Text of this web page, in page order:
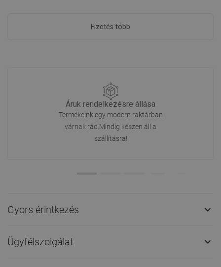
Fizetés több
Áruk rendelkezésre állása
Termékeink egy modern raktárban
várnak rád.Mindig készen áll a
szállításra!
Gyors érintkezés 
Ügyfélszolgálat 